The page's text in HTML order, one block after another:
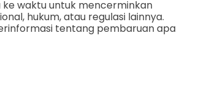
waktu untuk mencerminkan
hukum, atau regulasi lainnya.
tentang pembaruan apa